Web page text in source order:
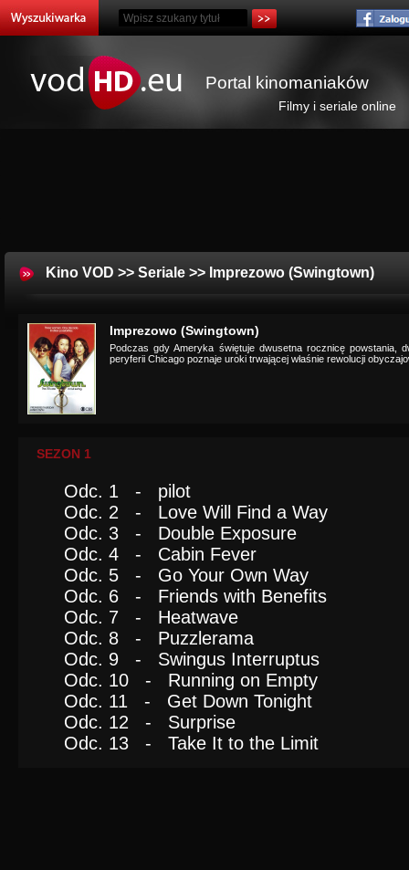
Portal kinomaniaków
Filmy i seriale online
Kino VOD >> Seriale >> Imprezowo (Swingtown)
Imprezowo (Swingtown)
Podczas gdy Ameryka świętuje dwusetna rocznicę powstania,
peryferii Chicago poznaje uroki trwającej właśnie rewolucji
SEZON 1
Odc. 1 - pilot
Odc. 2 - Love Will Find a Way
Odc. 3 - Double Exposure
Odc. 4 - Cabin Fever
Odc. 5 - Go Your Own Way
Odc. 6 - Friends with Benefits
Odc. 7 - Heatwave
Odc. 8 - Puzzlerama
Odc. 9 - Swingus Interruptus
Odc. 10 - Running on Empty
Odc. 11 - Get Down Tonight
Odc. 12 - Surprise
Odc. 13 - Take It to the Limit